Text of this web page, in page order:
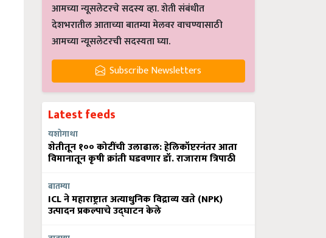
आमच्या न्यूसलेटरचे सदस्य व्हा. शेती संबंधीत
देशभरातील आताच्या बातम्या मेलवर वाचण्यासाठी
आमच्या न्यूसलेटरची सदस्यता घ्या.
Subscribe Newsletters
Latest feeds
यशोगाथा
शेतीतून १०० कोटींची उलाढाल: हेलिकॉप्टरनंतर आता
विमानातून कृषी क्रांती घडवणार डॉ. राजाराम त्रिपाठी
बातम्या
ICL ने महाराष्ट्रात अत्याधुनिक विद्राव्य खते (NPK)
उत्पादन प्रकल्पाचे उद्घाटन केले